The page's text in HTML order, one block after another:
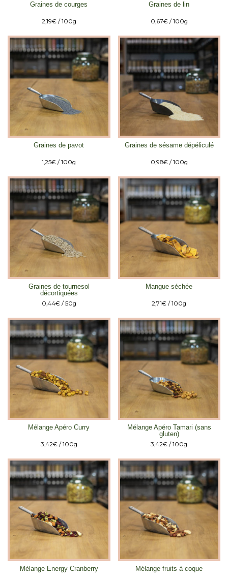
Graines de courges
2,19€ / 100g
Graines de lin
0,67€ / 100g
Graines de pavot
1,25€ / 100g
Graines de sésame dépéliculé
0,98€ / 100g
Graines de tournesol
décortiquées
0,44€ / 50g
Mangue séchée
2,71€ / 100g
Mélange Apéro Curry
3,42€ / 100g
Mélange Apéro Tamari (sans
gluten)
3,42€ / 100g
Mélange Energy Cranberry Mélange fruits à coque